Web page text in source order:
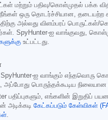
மற்றும் பதிவு/கொள்முதல் பக்க
ஒரு தொடர்ச்சியான, தடையற்ற
அல்லது விளம்பரப் பொருட்கள்/
SpyHunter-ஐ வாங்குவது,
உட்பட்டது.
ஐ வாங்கும் எந்தவொரு
பொருந்தக்கூடிய நிலையான
பதிப்புகளும், எங்களின் இறுதிப்
அடிக்கடி கேட்கப்படும் கேள்விகள்